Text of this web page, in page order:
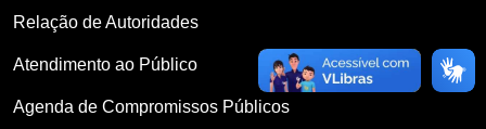
Relação de Autoridades
Atendimento ao Público
Agenda de Compromissos Públicos